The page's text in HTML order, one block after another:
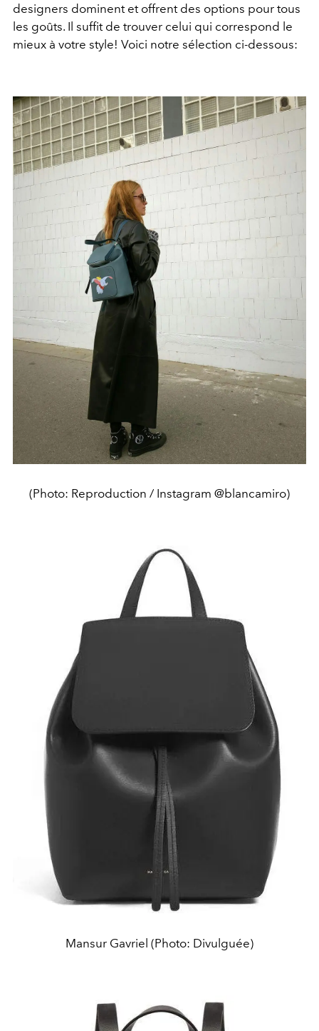
designers dominent et offrent des options pour tous
les goûts. Il suffit de trouver celui qui correspond le
mieux à votre style! Voici notre sélection ci-dessous:
(Photo: Reproduction / Instagram @blancamiro)
Mansur Gavriel (Photo: Divulguée)